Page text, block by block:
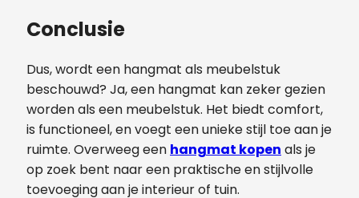
Conclusie
Dus, wordt een hangmat als meubelstuk
beschouwd? Ja, een hangmat kan zeker gezien
worden als een meubelstuk. Het biedt comfort,
is functioneel, en voegt een unieke stijl toe aan je
ruimte. Overweeg een hangmat kopen als je
op zoek bent naar een praktische en stijlvolle
toevoeging aan je interieur of tuin.